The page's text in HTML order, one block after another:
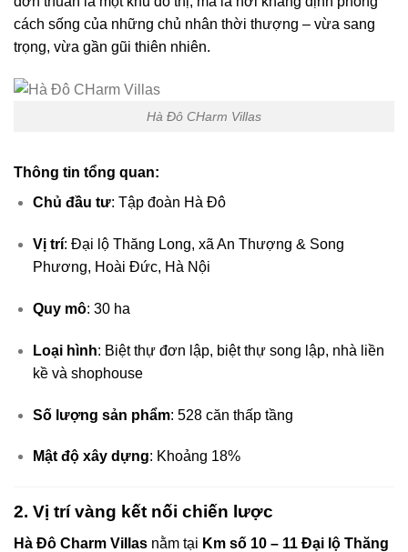
cách sống của những chủ nhân thời thượng – vừa sang
trọng, vừa gần gũi thiên nhiên.
Hà Đô CHarm Villas
Thông tin tổng quan:
Chủ đầu tư: Tập đoàn Hà Đô
Vị trí: Đại lộ Thăng Long, xã An Thượng & Song
Phương, Hoài Đức, Hà Nội
Quy mô: 30 ha
Loại hình: Biệt thự đơn lập, biệt thự song lập, nhà liền
kề và shophouse
Số lượng sản phẩm: 528 căn thấp tầng
Mật độ xây dựng: Khoảng 18%
2. Vị trí vàng kết nối chiến lược
Hà Đô Charm Villas nằm tại Km số 10 – 11 Đại lộ Thăng